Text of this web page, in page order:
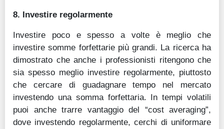
8. Investire regolarmente
Investire poco e spesso a volte è meglio che
investire somme forfettarie più grandi. La ricerca ha
dimostrato che anche i professionisti ritengono che
sia spesso meglio investire regolarmente, piuttosto
che cercare di guadagnare tempo nel mercato
investendo una somma forfettaria. In tempi volatili
puoi anche trarre vantaggio del “cost averaging”,
dove investendo regolarmente, cerchi di uniformare